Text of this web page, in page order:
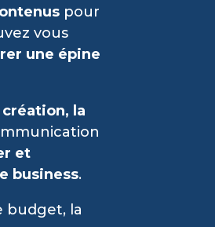
pour
vous
une épine
création, la
et
business.
budget, la